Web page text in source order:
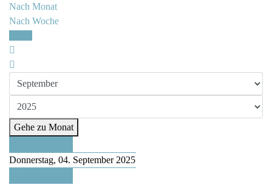
Nach Monat
Nach Woche
Gehe zu Monat
Donnerstag, 04. September 2025